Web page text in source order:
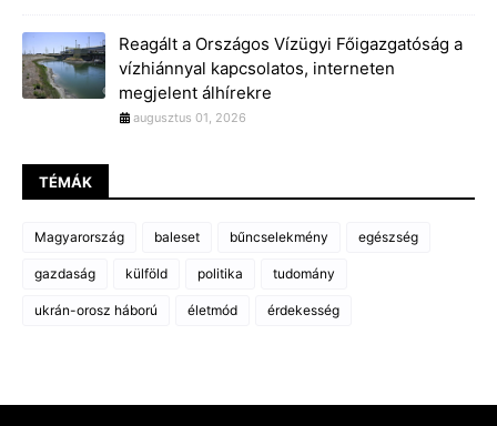
Reagált a Országos Vízügyi Főigazgatóság a
vízhiánnyal kapcsolatos, interneten
megjelent álhírekre
augusztus 01, 2026
TÉMÁK
Magyarország baleset bűncselekmény egészség
gazdaság külföld politika tudomány
ukrán-orosz háború életmód érdekesség